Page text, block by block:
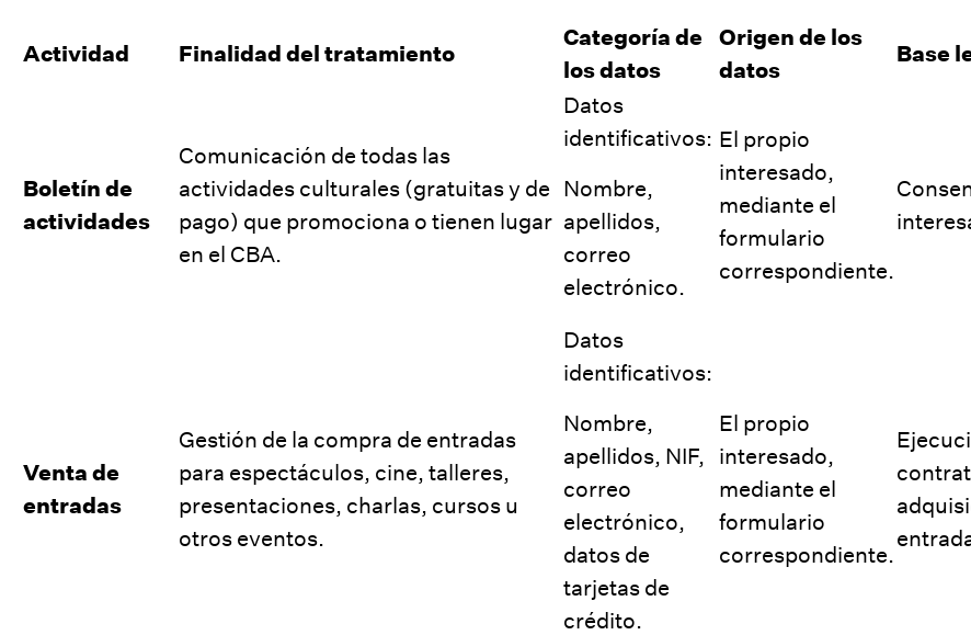
Actividad Finalidad del tratamiento
Categoría de
los datos
Origen de los
datos
Base
Boletín de
actividades
Comunicación de todas las
actividades culturales (gratuitas y de
pago) que promociona o tienen lugar
en el CBA.
Datos
identificativos:
Nombre,
apellidos,
correo
electrónico.
El propio
interesado,
mediante el
formulario
correspondiente.
Venta de
entradas
Gestión de la compra de entradas
para espectáculos, cine, talleres,
presentaciones, charlas, cursos u
otros eventos.
Datos
identificativos:
Nombre,
apellidos, NIF,
correo
electrónico,
datos de
tarjetas de
crédito.
El propio
interesado,
mediante el
formulario
correspondiente.